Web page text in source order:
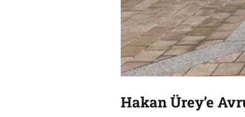
Hakan Ürey’e